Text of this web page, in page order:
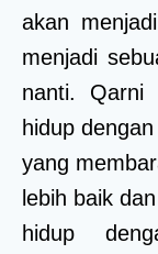
akan
menjadi
nanti. Qarni
hidup
yang
lebih baik
hidup